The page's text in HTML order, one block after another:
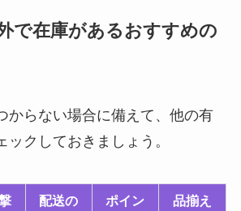
で在庫があるおすすめの
からない場合に備えて、他の有
ックしておきましょう。
配送の
ポイン
品揃え